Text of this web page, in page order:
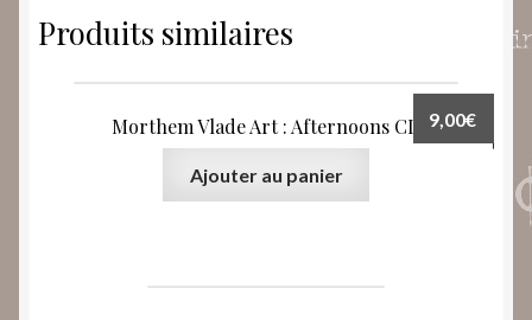
Produits similaires
Morthem Vlade Art : Afternoons CD 9,00€
Ajouter au panier